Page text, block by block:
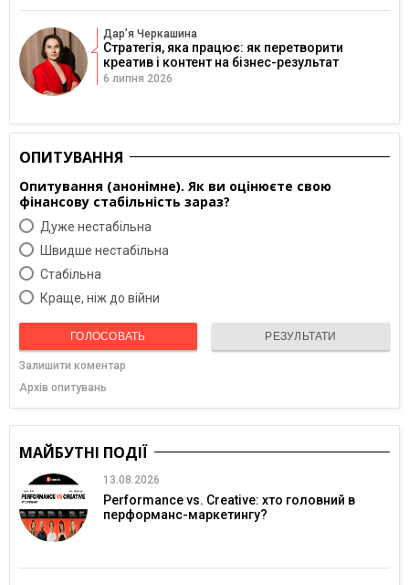
Дарʼя Черкашина
Стратегія, яка працює: як перетворити
креатив і контент на бізнес-результат
6 липня 2026
ОПИТУВАННЯ
Опитування (анонімне). Як ви оцінюєте свою
фінансову стабільність зараз?
Дуже нестабільна
Швидше нестабільна
Cтабільна
Краще, ніж до війни
ГОЛОСОВАТЬ РЕЗУЛЬТАТИ
Залишити коментар
Архів опитувань
МАЙБУТНІ ПОДІЇ
13.08.2026
Performance vs. Creative: хто головний в
перформанс-маркетингу?